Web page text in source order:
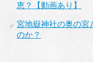
恵？【動画あり】
宮地嶽神社の奥の宮
のか？